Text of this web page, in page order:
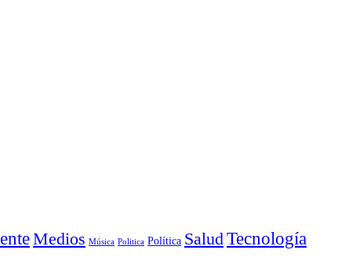
Medios Música Politica Política Salud Tecnología